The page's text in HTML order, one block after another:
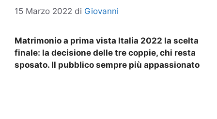
15 Marzo 2022 di Giovanni
Matrimonio a prima vista Italia 2022 la scelta
finale: la decisione delle tre coppie, chi resta
sposato. Il pubblico sempre più appassionato